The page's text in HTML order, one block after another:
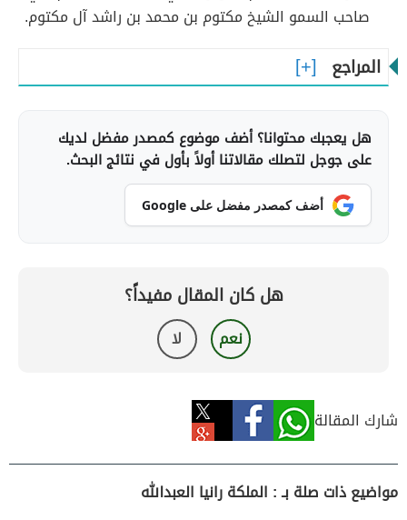
صاحب السمو الشيخ مكتوم بن محمد بن راشد آل مكتوم.
المراجع
هل يعجبك محتوانا؟ أضف موضوع كمصدر مفضل لديك
على جوجل لتصلك مقالاتنا أولاً بأول في نتائج البحث.
أضف كمصدر مفضل على Google
هل كان المقال مفيداً؟
نعم لا
شارك المقالة
مواضيع ذات صلة بـ : الملكة رانيا العبدالله